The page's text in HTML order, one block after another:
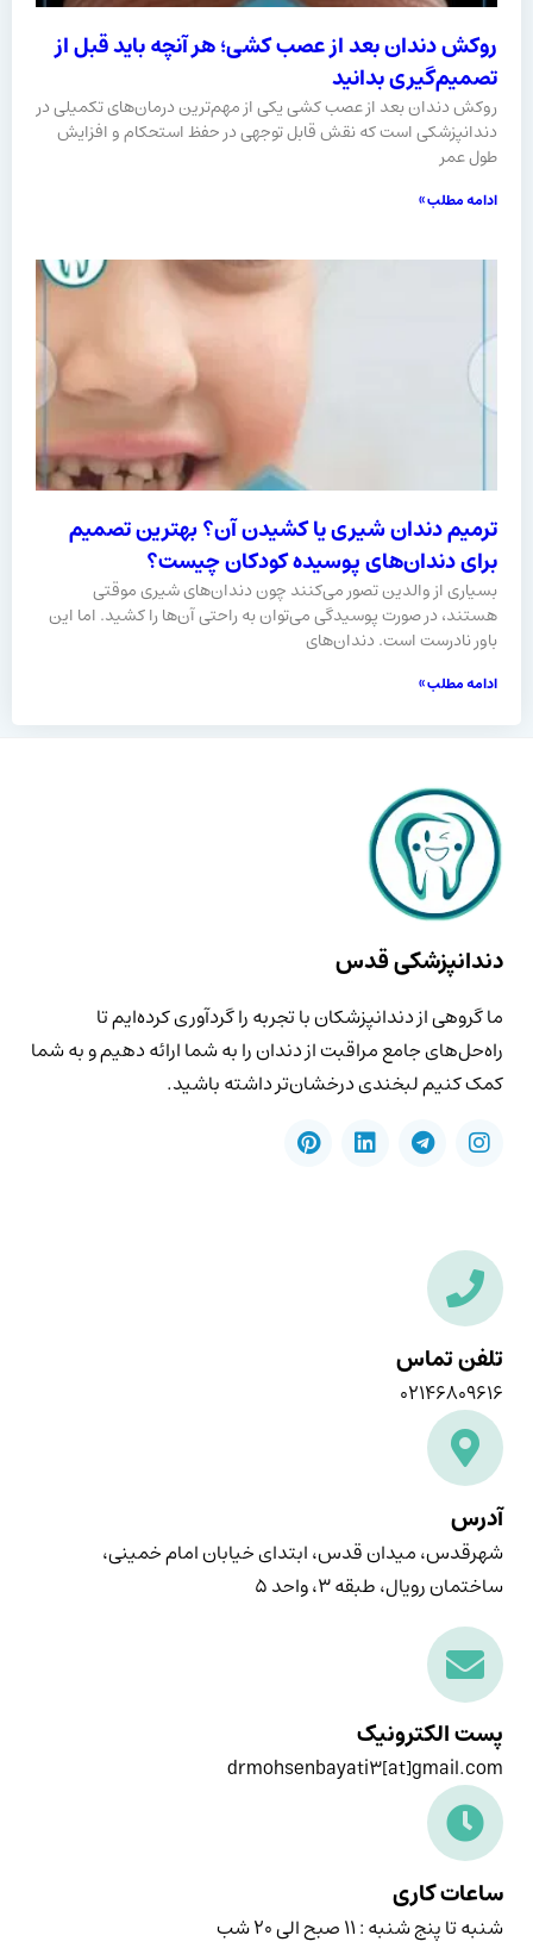
روکش دندان بعد از عصب کشی؛ هر آنچه باید قبل از
تصمیم‌گیری بدانید
روکش دندان بعد از عصب کشی یکی از مهم‌ترین درمان‌های تکمیلی در
دندانپزشکی است که نقش قابل توجهی در حفظ استحکام و افزایش
طول عمر
ادامه مطلب »
ترمیم دندان شیری یا کشیدن آن؟ بهترین تصمیم
برای دندان‌های پوسیده کودکان چیست؟
بسیاری از والدین تصور می‌کنند چون دندان‌های شیری موقتی
هستند، در صورت پوسیدگی می‌توان به‌ راحتی آن‌ها را کشید. اما این
باور نادرست است. دندان‌های
ادامه مطلب »
دندانپزشکی قدس
ما گروهی از دندانپزشکان با تجربه را گردآوری کرده‌ایم تا
راه‌حل‌های جامع مراقبت از دندان را به شما ارائه دهیم و به شما
کمک کنیم لبخندی درخشان‌تر داشته باشید.
تلفن تماس
۰۲۱۴۶۸۰۹۶۱۶
آدرس
شهرقدس، میدان قدس، ابتدای خیابان امام خمینی،
ساختمان رویال، طبقه ۳، واحد ۵
پست الکترونیک
drmohsenbayati3[at]gmail.com
ساعات کاری
شنبه تا پنج شنبه : ۱۱ صبح الی ۲۰ شب